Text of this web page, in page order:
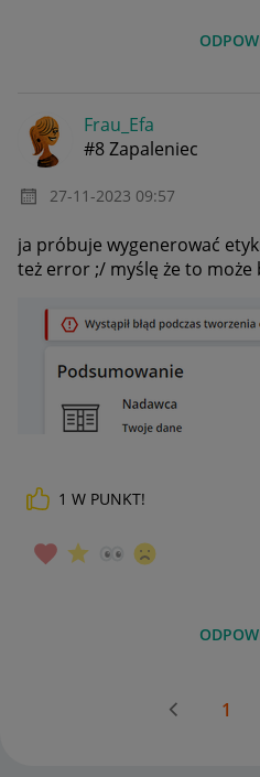
Frau_Efa
#8 Zapaleniec
‎27-11-2023 09:57
ja próbuje wygenerować
też error ;/ myślę że to może
1 W PUNKT!
1